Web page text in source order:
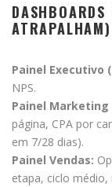
ATRAPALHAM)
Painel Executivo
NPS.
Painel Marketing
página, CPA por
em 7/28 dias).
Painel Vendas:
etapa, ciclo